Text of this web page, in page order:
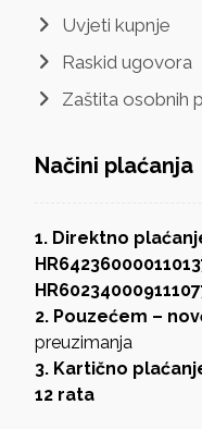
Uvjeti kupnje
Raskid ugovora
Zaštita osobnih
Načini plaćanja
1. Direktno
2. Pouzećem –
preuzimanja
3. Kartično
12 rata